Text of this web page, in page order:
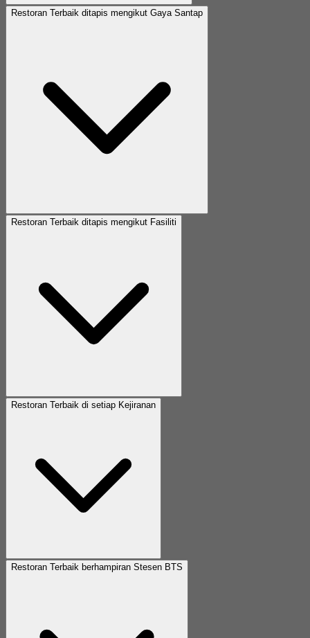
Restoran Terbaik ditapis mengikut Gaya Santap
Restoran Terbaik ditapis mengikut Fasiliti
Restoran Terbaik di setiap Kejiranan
Restoran Terbaik berhampiran Stesen BTS